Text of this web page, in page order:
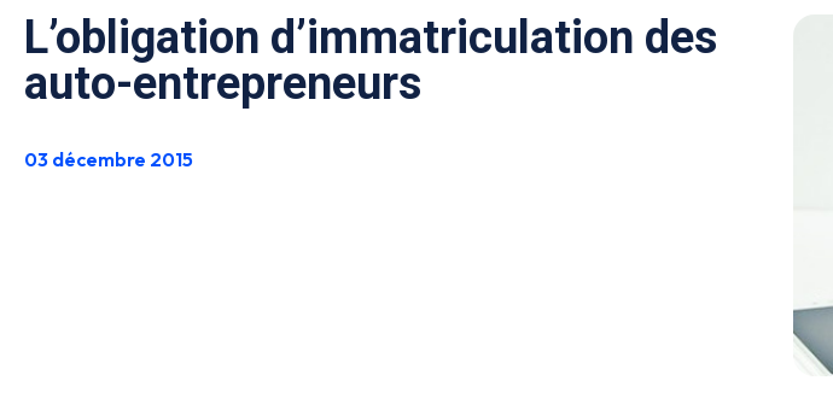
L’obligation d’immatriculation des
auto-entrepreneurs
03 décembre 2015